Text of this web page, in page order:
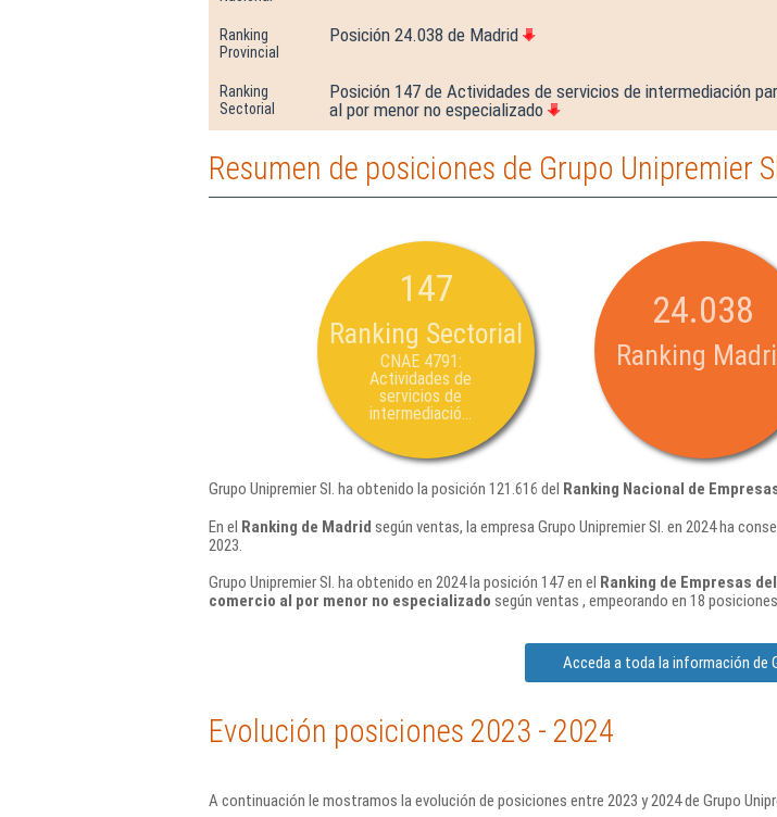
Ranking
Provincial
Posición 24.038 de Madrid
Ranking
Sectorial
Posición 147 de Actividades de servicios de intermediación
al por menor no especializado
Resumen de posiciones de Grupo Unipremier
147
Ranking Sectorial
CNAE 4791:
Actividades de
servicios de
intermediació...
24.038
Ranking
Grupo Unipremier Sl. ha obtenido la posición 121.616 del Ranking Nacional de
En el Ranking de Madrid según ventas, la empresa Grupo Unipremier Sl. en 2024 ha
2023.
Grupo Unipremier Sl. ha obtenido en 2024 la posición 147 en el Ranking de Empresas
comercio al por menor no especializado según ventas , empeorando en 18
Acceda a toda la información de
Evolución posiciones 2023 - 2024
A continuación le mostramos la evolución de posiciones entre 2023 y 2024 de Grupo